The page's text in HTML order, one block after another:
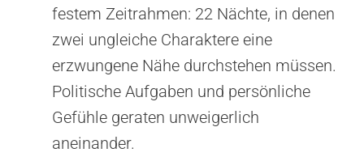
festem Zeitrahmen: 22 Nächte, in denen
zwei ungleiche Charaktere eine
erzwungene Nähe durchstehen müssen.
Politische Aufgaben und persönliche
Gefühle geraten unweigerlich
aneinander.